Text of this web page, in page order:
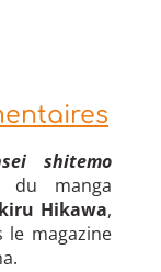
shitemo
du manga
Hikawa,
le magazine